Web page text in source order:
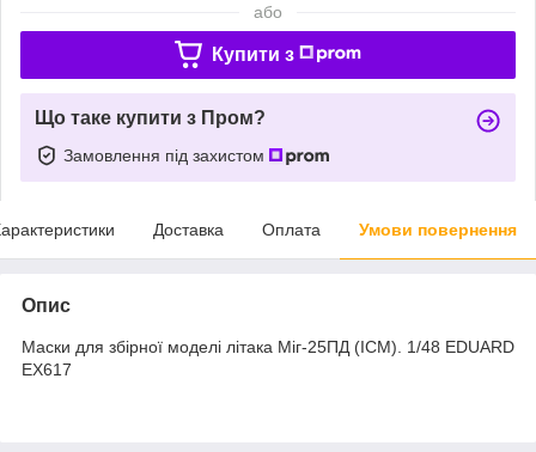
або
Купити з
Що таке купити з Пром?
Замовлення під захистом
Доставка Оплата Умови повернення
Опис
Маски для збірної моделі літака Міг-25ПД (ICM). 1/48 EDUARD
EX617